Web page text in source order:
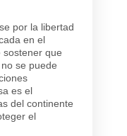
por la libertad
en el
que
se puede
es el
del continente
el